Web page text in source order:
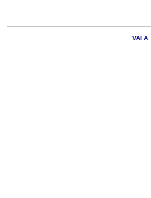
VAI A